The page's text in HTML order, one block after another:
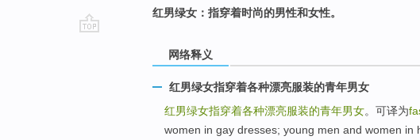
红男绿女：指穿着时尚的男性和女性。
网络释义
红男绿女指穿着各种漂亮服装的青年男女
红男绿女指穿着各种漂亮服装的青年男女。可译为
women in gay dresses; young men and women in